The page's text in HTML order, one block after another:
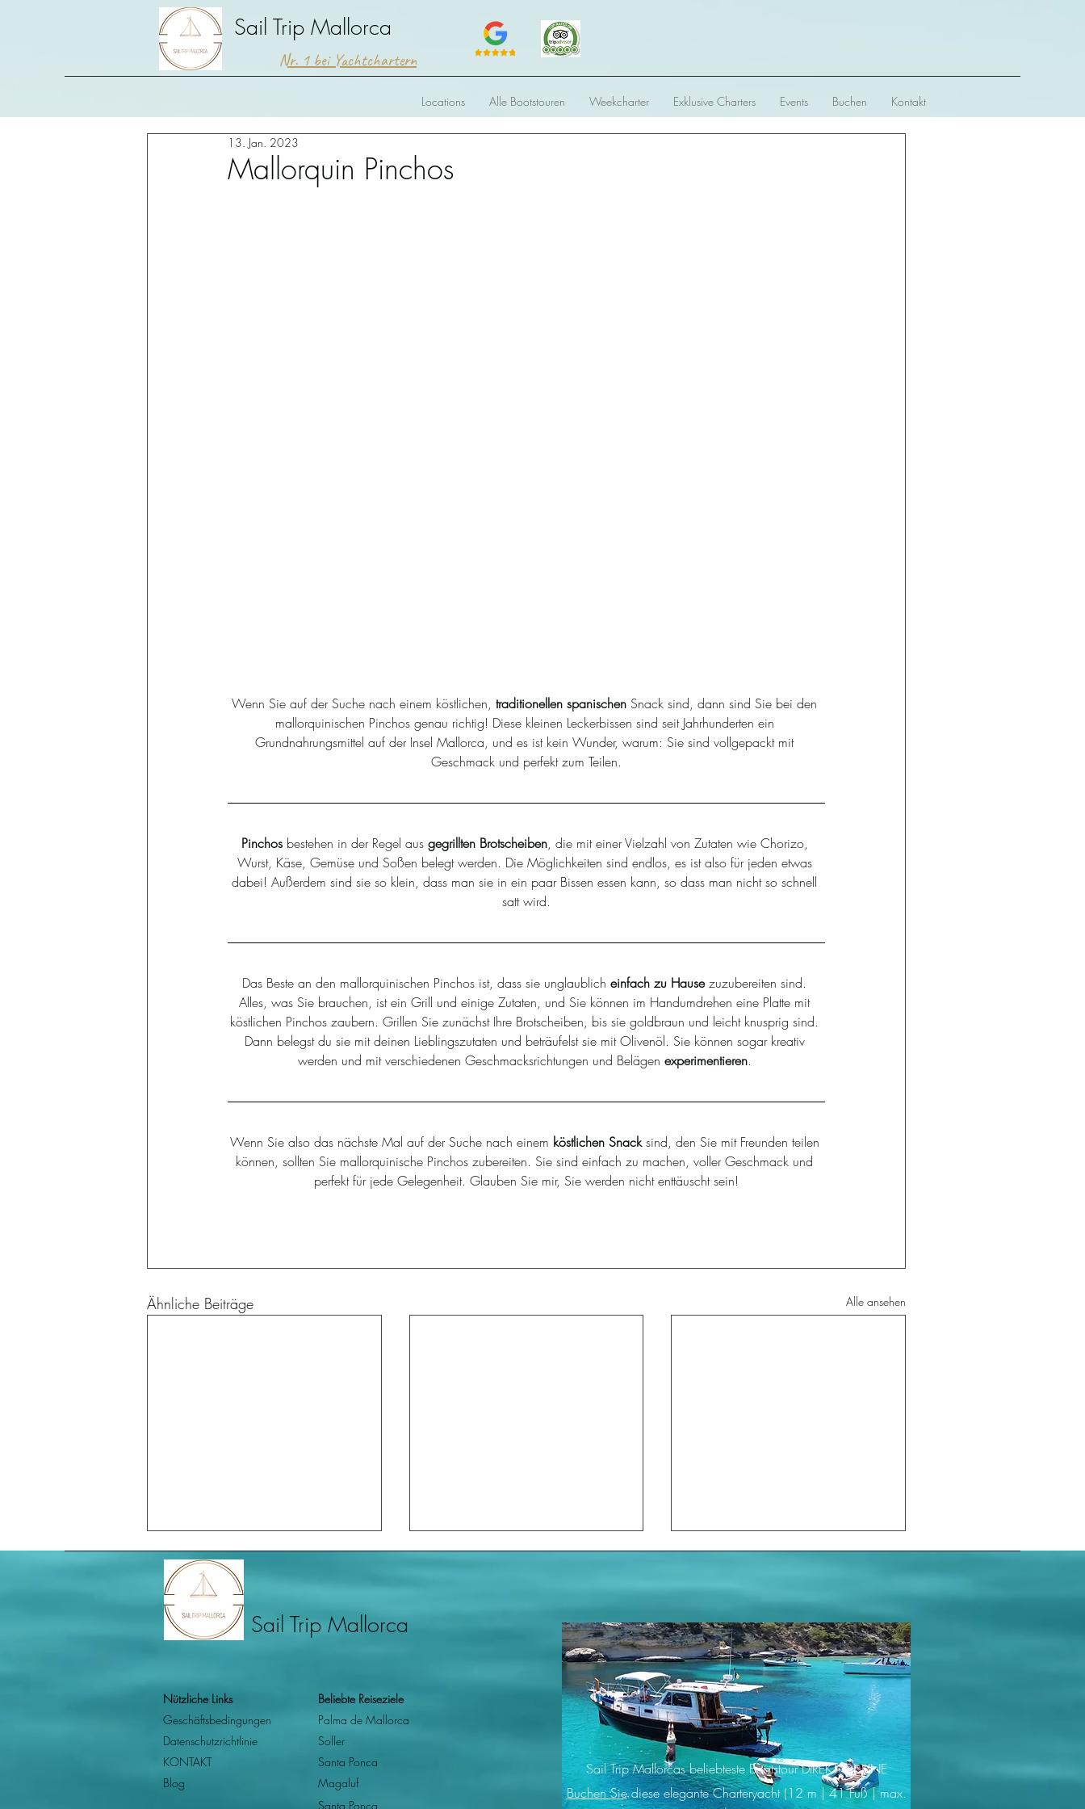
Sail Trip Mallorca
Nr. 1 bei Yachtchartern
Locations Alle Bootstouren Weekcharter Exklusive Charters Events Buchen Kontakt
Mallorquin Pinchos
13. Jan. 2023
Wenn Sie auf der Suche nach einem köstlichen, traditionellen spanischen Snack sind, dann sind Sie bei den
mallorquinischen Pinchos genau richtig! Diese kleinen Leckerbissen sind seit Jahrhunderten ein
Grundnahrungsmittel auf der Insel Mallorca, und es ist kein Wunder, warum: Sie sind vollgepackt mit
Geschmack und perfekt zum Teilen.
Pinchos bestehen in der Regel aus gegrillten Brotscheiben, die mit einer Vielzahl von Zutaten wie Chorizo,
Wurst, Käse, Gemüse und Soßen belegt werden. Die Möglichkeiten sind endlos, es ist also für jeden etwas
dabei! Außerdem sind sie so klein, dass man sie in ein paar Bissen essen kann, so dass man nicht so schnell
satt wird.
Das Beste an den mallorquinischen Pinchos ist, dass sie unglaublich einfach zu Hause zuzubereiten sind.
Alles, was Sie brauchen, ist ein Grill und einige Zutaten, und Sie können im Handumdrehen eine Platte mit
köstlichen Pinchos zaubern. Grillen Sie zunächst Ihre Brotscheiben, bis sie goldbraun und leicht knusprig sind.
Dann belegst du sie mit deinen Lieblingszutaten und beträufelst sie mit Olivenöl. Sie können sogar kreativ
werden und mit verschiedenen Geschmacksrichtungen und Belägen experimentieren.
Wenn Sie also das nächste Mal auf der Suche nach einem köstlichen Snack sind, den Sie mit Freunden teilen
können, sollten Sie mallorquinische Pinchos zubereiten. Sie sind einfach zu machen, voller Geschmack und
perfekt für jede Gelegenheit. Glauben Sie mir, Sie werden nicht enttäuscht sein!
Ähnliche Beiträge Alle ansehen
Sail Trip Mallorcas Leitfaden zu
den besten Bootsausflügen in
Sóller: Die Sa Calobra Route
Die besten Bootsausflüge in
Palma de Mallorca: Die
Ein erlebnisreicher Tag im
Beach Club von Mallorca mit
dem Boot und Rückkehr bei
Sonnenuntergang
Sail Trip Mallorca
Nützliche Links
Geschäftsbedingungen
Datenschutzrichtlinie
KONTAKT
Blog
Beliebte Reiseziele
Palma de Mallorca
Soller
Santa Ponca
Magaluf
Santa Ponca
Sail Trip Mallorcas beliebteste Bootstour DIREKT ONLINE
Buchen Siediese elegante Charteryacht (12 m | 41 Fuß | max.